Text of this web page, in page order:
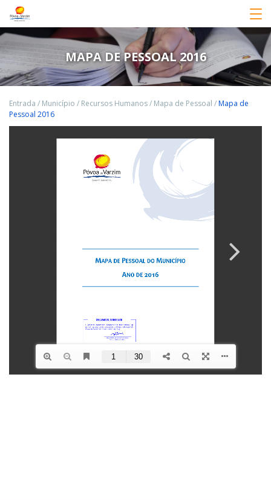
MAPA DE PESSOAL 2016
Entrada / Município / Recursos Humanos/ Mapa de Pessoal /Mapa de
Pessoal 2016